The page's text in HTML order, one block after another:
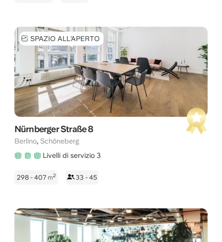
SPAZIO ALL'APERTO
Nürnberger Straße 8
Berlino, Schöneberg
Livelli di servizio 3
298 - 407 m2 33 - 45